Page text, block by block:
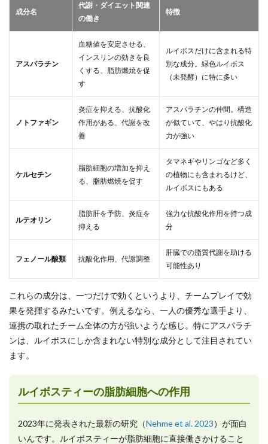
成分名
代謝・ダイエット関連
の働き
特徴
アスパラチン
血糖値を安定させる、
インスリンの効きを良
くする、脂肪燃焼を促
す
ルイボスだけに含まれる特
別な成分。緑色ルイボス
（未発酵）に特に多い
ノトファギン
炎症を抑える、抗酸化
作用がある、代謝を改
善
アスパラチンの仲間。構造
が似ていて、やはり抗酸化
力が強い
ケルセチン
脂肪細胞の増加を抑え
る、脂肪燃焼を促す
タマネギやリンゴなど多く
の植物にも含まれるけど、
ルイボスにもある
ルテオリン
脂肪肝を予防、炎症を
抑える
強力な抗酸化作用を持つ成
分
フェノール酸類 抗酸化作用、代謝調整
肝臓での脂質代謝を助ける
可能性あり
これらの成分は、一つだけで効くというより、チームプレイで効
果を発揮するみたいです。例えるなら、一人の優秀な選手より、
連携の取れたチーム全体の方が強いような感じ。特にアスパラチ
ンは、ルイボスにしか含まれない特別な成分として注目されてい
ます。
ルイボスティーの脂肪細胞への作用
2023年に発表された最新の研究（Nehme et al. 2023）が面白
いんです。ルイボスティーが脂肪細胞に直接働きかけること